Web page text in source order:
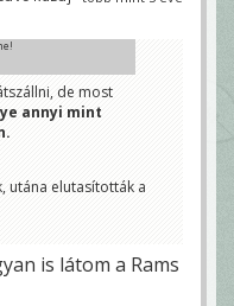
de most
annyi mint
utána elutasították a
is látom a Rams